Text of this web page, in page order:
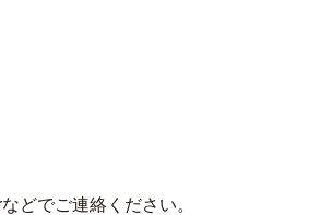
どでご連絡ください。